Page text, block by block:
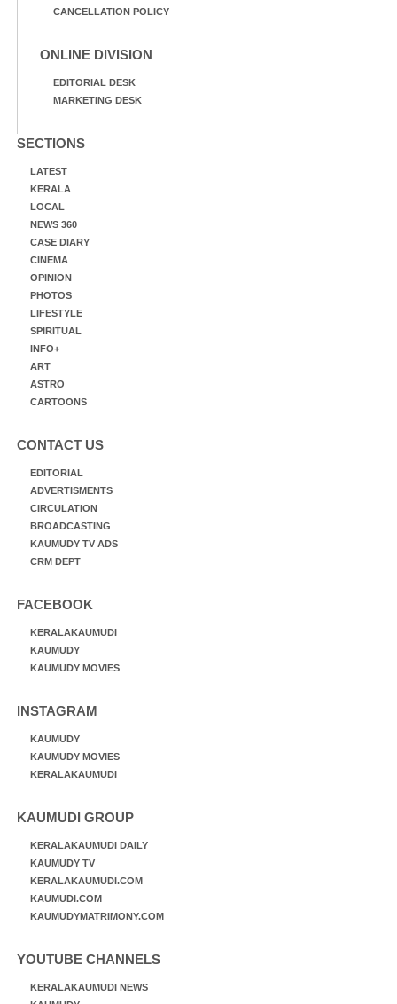
CANCELLATION POLICY
ONLINE DIVISION
EDITORIAL DESK
MARKETING DESK
SECTIONS
LATEST
KERALA
LOCAL
NEWS 360
CASE DIARY
CINEMA
OPINION
PHOTOS
LIFESTYLE
SPIRITUAL
INFO+
ART
ASTRO
CARTOONS
CONTACT US
EDITORIAL
ADVERTISMENTS
CIRCULATION
BROADCASTING
KAUMUDY TV ADS
CRM DEPT
FACEBOOK
KERALAKAUMUDI
KAUMUDY
KAUMUDY MOVIES
INSTAGRAM
KAUMUDY
KAUMUDY MOVIES
KERALAKAUMUDI
KAUMUDI GROUP
KERALAKAUMUDI DAILY
KAUMUDY TV
KERALAKAUMUDI.COM
KAUMUDI.COM
KAUMUDYMATRIMONY.COM
YOUTUBE CHANNELS
KERALAKAUMUDI NEWS